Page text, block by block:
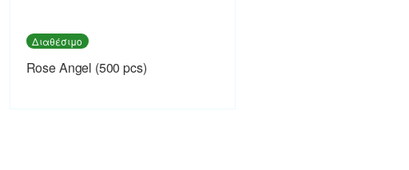
Διαθέσιμο
Rose Angel (500 pcs)